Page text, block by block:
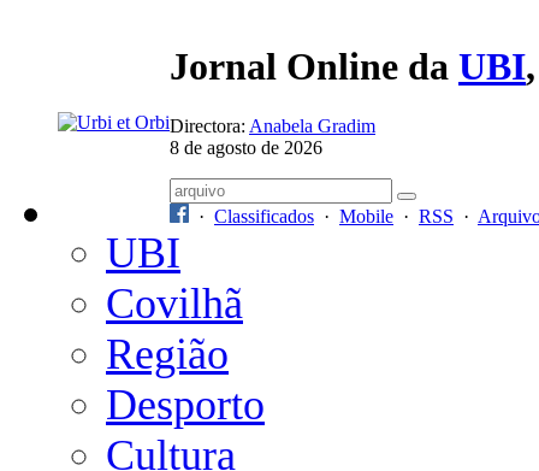
Jornal Online da UBI
Directora: Anabela Gradim
8 de agosto de 2026
· Classificados · Mobile · RSS ·
UBI
Covilhã
Região
Desporto
Cultura